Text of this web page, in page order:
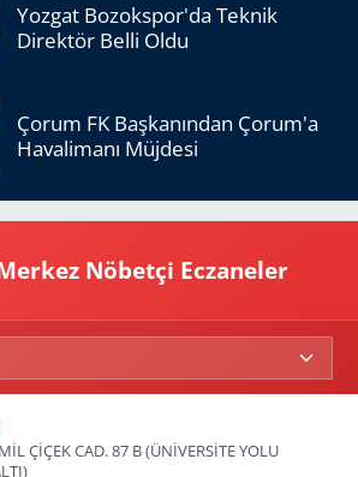
Yozgat Bozokspor'da Teknik
Direktör Belli Oldu
Çorum FK Başkanından Çorum'a
Havalimanı Müjdesi
Nöbetçi Eczaneler
ÇİÇEK CAD. 87 B (ÜNİVERSİTE YOLU